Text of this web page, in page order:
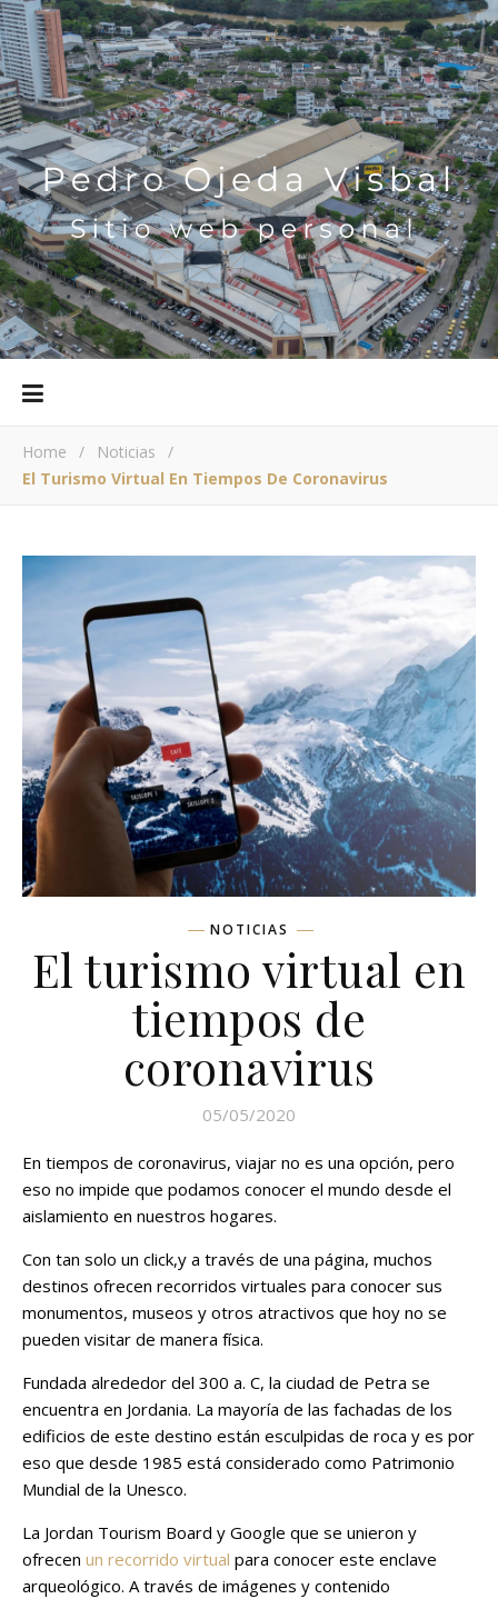
Home / Noticias
/
El Turismo Virtual En Tiempos De Coronavirus
NOTICIAS
El turismo virtual en
tiempos de
coronavirus
05/05/2020
En tiempos de coronavirus, viajar no es una opción, pero
eso no impide que podamos conocer el mundo desde el
aislamiento en nuestros hogares.
Con tan solo un click,y a través de una página, muchos
destinos ofrecen recorridos virtuales para conocer sus
monumentos, museos y otros atractivos que hoy no se
pueden visitar de manera física.
Fundada alrededor del 300 a. C, la ciudad de Petra se
encuentra en Jordania. La mayoría de las fachadas de los
edificios de este destino están esculpidas de roca y es por
eso que desde 1985 está considerado como Patrimonio
Mundial de la Unesco.
La Jordan Tourism Board y Google que se unieron y
ofrecen un recorrido virtual para conocer este enclave
arqueológico. A través de imágenes y contenido